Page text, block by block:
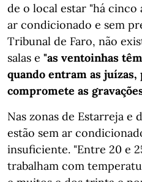
de o local estar "há cinco
ar condicionado e sem
Tribunal de Faro, não
salas e "as ventoinhas
quando entram as
compromete as
Nas zonas de Estarreja e
estão sem ar
insuficiente. "Entre 20 e
trabalham com